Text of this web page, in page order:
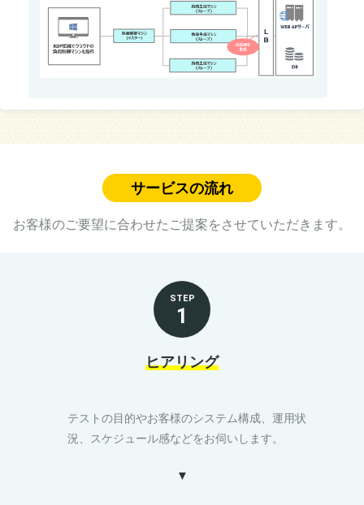
サービスの流れ
お客様のご要望に合わせたご提案をさせていただきます。
STEP
1
ヒアリング
テストの目的やお客様のシステム構成、運用状
況、スケジュール感などをお伺いします。